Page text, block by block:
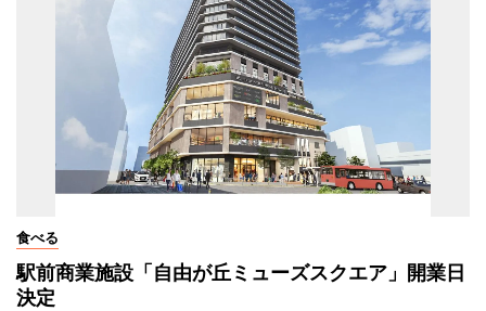
食べる
駅前商業施設「自由が丘ミューズスクエア」開業日
決定